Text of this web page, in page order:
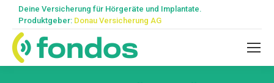
Deine Versicherung für Hörgeräte und Implantate.
Produktgeber: Donau Versicherung AG